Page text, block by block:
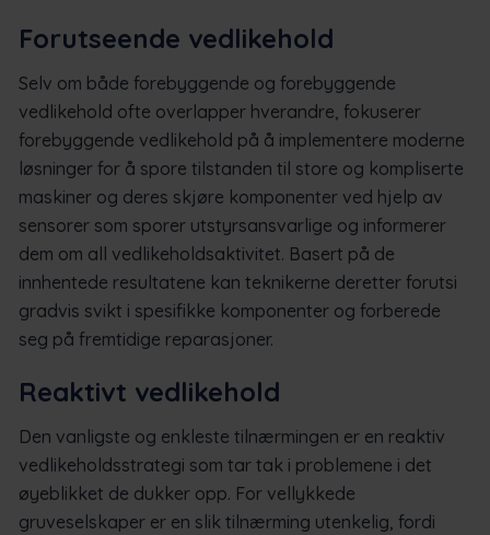
Forutseende vedlikehold
Selv om både forebyggende og forebyggende
vedlikehold ofte overlapper hverandre, fokuserer
forebyggende vedlikehold på å implementere moderne
løsninger for å spore tilstanden til store og kompliserte
maskiner og deres skjøre komponenter ved hjelp av
sensorer som sporer utstyrsansvarlige og informerer
dem om all vedlikeholdsaktivitet. Basert på de
innhentede resultatene kan teknikerne deretter forutsi
gradvis svikt i spesifikke komponenter og forberede
seg på fremtidige reparasjoner.
Reaktivt vedlikehold
Den vanligste og enkleste tilnærmingen er en reaktiv
vedlikeholdsstrategi som tar tak i problemene i det
øyeblikket de dukker opp. For vellykkede
gruveselskaper er en slik tilnærming utenkelig, fordi